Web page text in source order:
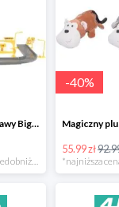
Dziecięcy zestaw do zabawy Big garage -36%
*najniższa cena z 30 dni przed obniżką
-40%
55.99 zł